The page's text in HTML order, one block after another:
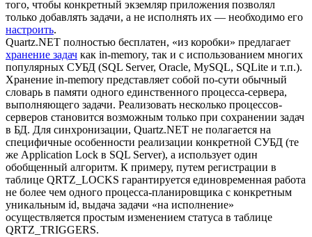
того, чтобы конкретный экземляр приложения позволял
только добавлять задачи, а не исполнять их — необходимо его
настроить.
Quartz.NET полностью бесплатен, «из коробки» предлагает
хранение задач как in-memory, так и с использованием многих
популярных СУБД (SQL Server, Oracle, MySQL, SQLite и т.п.).
Хранение in-memory представляет собой по-сути обычный
словарь в памяти одного единственного процесса-сервера,
выполняющего задачи. Реализовать несколько процессов-
серверов становится возможным только при сохранении задач
в БД. Для синхронизации, Quartz.NET не полагается на
специфичные особенности реализации конкретной СУБД (те
же Application Lock в SQL Server), а использует один
обобщенный алгоритм. К примеру, путем регистрации в
таблице QRTZ_LOCKS гарантируется единовременная работа
не более чем одного процесса-планировщика с конкретным
уникальным id, выдача задачи «на исполнение»
осуществляется простым изменением статуса в таблице
QRTZ_TRIGGERS.